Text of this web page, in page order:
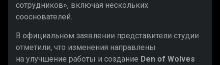
сотрудников», включая нескольких
сооснователей.
В официальном заявлении представители студии
отметили, что изменения направлены
на улучшение работы и создание Den of Wolves